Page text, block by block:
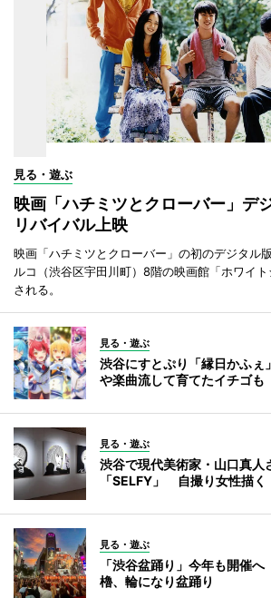
見る・遊ぶ
映画「ハチミツとクローバー」デ
リバイバル上映
映画「ハチミツとクローバー」の初のデジタル
ルコ（渋谷区宇田川町）8階の映画館「ホワイ
される。
見る・遊ぶ
渋谷にすとぷり「縁日かふ
や楽曲流して育てたイチゴも
見る・遊ぶ
渋谷で現代美術家・山口真人
「SELFY」 自撮り女性描く
見る・遊ぶ
「渋谷盆踊り」今年も開催
櫓、輪になり盆踊り